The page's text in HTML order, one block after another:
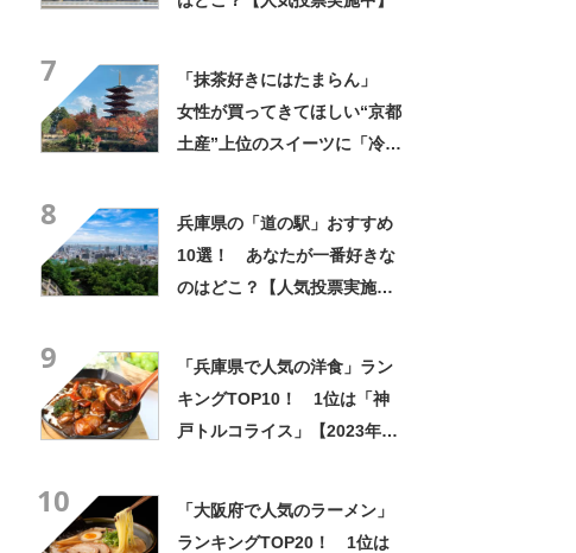
7
「抹茶好きにはたまらん」
女性が買ってきてほしい“京都
土産”上位のスイーツに「冷え
8
兵庫県の「道の駅」おすすめ
10選！ あなたが一番好きな
のはどこ？【人気投票実施
9
「兵庫県で人気の洋食」ラン
キングTOP10！ 1位は「神
戸トルコライス」【2023年12
10
「大阪府で人気のラーメン」
ランキングTOP20！ 1位は